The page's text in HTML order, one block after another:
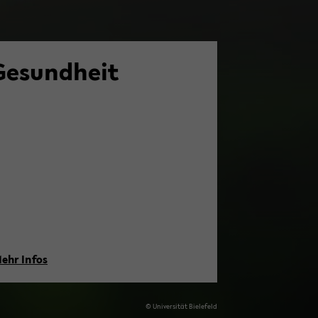
Infos
© Uni­ver­si­tät Bie­le­feld